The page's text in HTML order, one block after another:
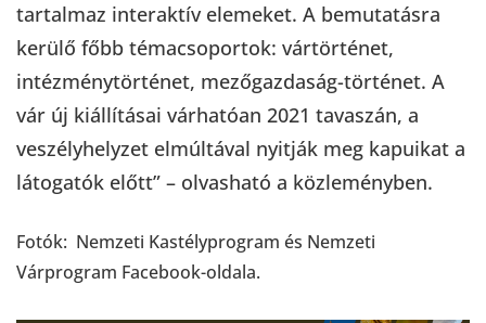
tartalmaz interaktív elemeket. A bemutatásra
kerülő főbb témacsoportok: vártörténet,
intézménytörténet, mezőgazdaság-történet. A
vár új kiállításai várhatóan 2021 tavaszán, a
veszélyhelyzet elmúltával nyitják meg kapuikat a
látogatók előtt” – olvasható a közleményben.
Fotók: Nemzeti Kastélyprogram és Nemzeti
Várprogram Facebook-oldala.